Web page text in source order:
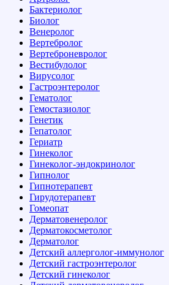
Бактериолог
Биолог
Венеролог
Вертебролог
Вертеброневролог
Вестибулолог
Вирусолог
Гастроэнтеролог
Гематолог
Гемостазиолог
Генетик
Гепатолог
Гериатр
Гинеколог
Гинеколог-эндокринолог
Гипнолог
Гипнотерапевт
Гирудотерапевт
Гомеопат
Дерматовенеролог
Дерматокосметолог
Дерматолог
Детский аллерголог-иммунолог
Детский гастроэнтеролог
Детский гинеколог